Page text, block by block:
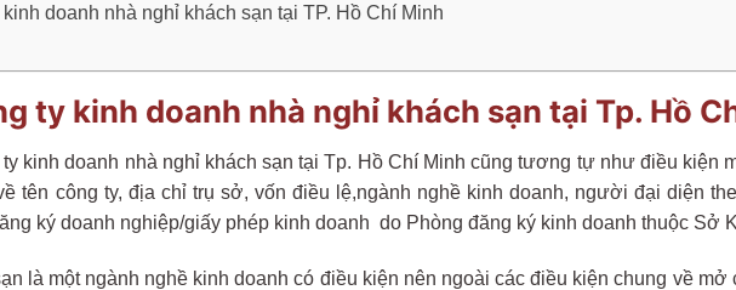
doanh nhà nghỉ khách sạn tại TP. Hồ Chí Minh
ty kinh doanh nhà nghỉ khách sạn tại Tp. Hồ
kinh doanh nhà nghỉ khách sạn tại Tp. Hồ Chí Minh cũng tương tự như điều kiện
tên công ty, địa chỉ trụ sở, vốn điều lệ,ngành nghề kinh doanh, người đại diện
ký doanh nghiệp/giấy phép kinh doanh do Phòng đăng ký kinh doanh thuộc Sở
là một ngành nghề kinh doanh có điều kiện nên ngoài các điều kiện chung về